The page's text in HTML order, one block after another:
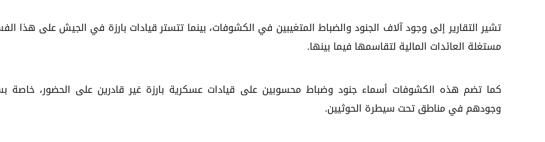
تشير التقارير إلى وجود آلاف الجنود والضباط المتغيبين في الكشوفات، بينما تتستر قيادات بارزة في الجيش على هذا
مستغلة العائدات المالية لتقاسمها فيما بينها.
كما تضم هذه الكشوفات أسماء جنود وضباط محسوبين على قيادات عسكرية بارزة غير قادرين على الحضور، خاصة
وجودهم في مناطق تحت سيطرة الحوثيين.